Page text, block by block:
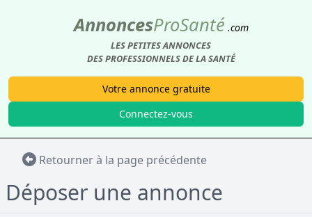
AnnoncesProSanté .com
LES PETITES ANNONCES
DES PROFESSIONNELS DE LA SANTÉ
Votre annonce gratuite
Connectez-vous
Retourner à la page précédente
Déposer une annonce